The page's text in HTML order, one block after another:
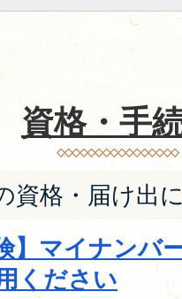
資格・手
資格・届け出
】マイナンバ
ください